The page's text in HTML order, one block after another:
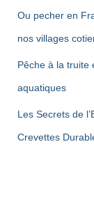
Ou pecher en
nos villages
Pêche à la truite
aquatiques
Les Secrets de
Crevettes